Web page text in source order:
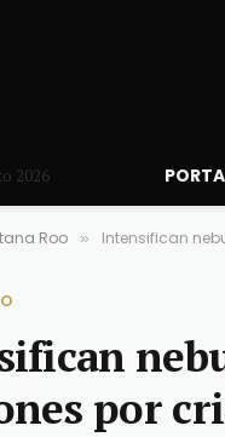
2026
Roo » Intensifican
por